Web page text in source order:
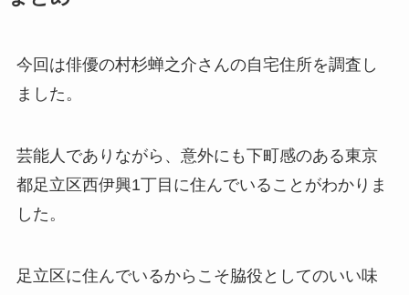
今回は俳優の村杉蝉之介さんの自宅住所を調査し
ました。
芸能人でありながら、意外にも下町感のある東京
都足立区西伊興1丁目に住んでいることがわかりま
した。
足立区に住んでいるからこそ脇役としてのいい味